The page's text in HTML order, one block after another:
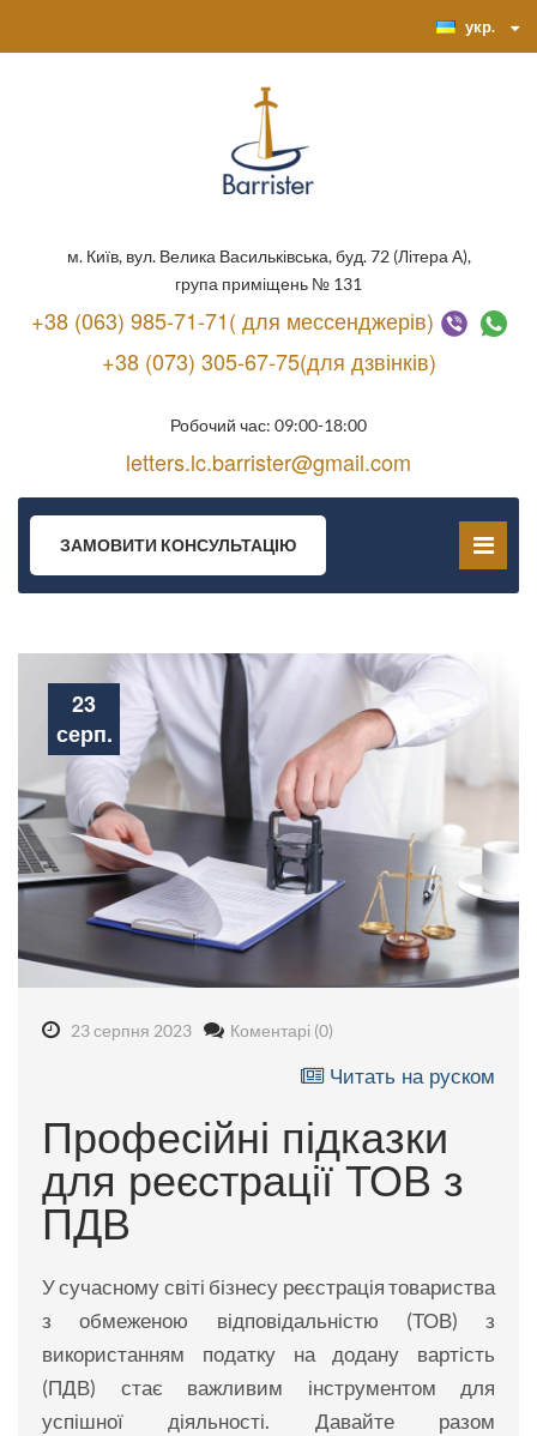
укр.
м. Київ, вул. Велика Васильківська, буд. 72 (Літера А),
група приміщень № 131
+38 (063) 985-71-71( для мессенджерів)
+38 (073) 305-67-75(для дзвінків)
Робочий час: 09:00-18:00
letters.lc.barrister@gmail.com
ЗАМОВИТИ КОНСУЛЬТАЦІЮ
23
серп.
23 серпня 2023 Коментарі (0)
Читать на руском
Професійні підказки
для реєстрації ТОВ з
ПДВ
У сучасному світі бізнесу реєстрація товариства
з обмеженою відповідальністю (ТОВ) з
використанням податку на додану вартість
(ПДВ) стає важливим інструментом для
успішної діяльності. Давайте разом